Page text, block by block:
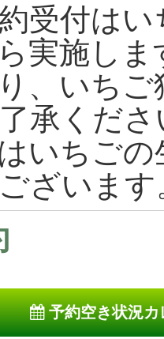
受付は
実施しま
り、いち
承くだ
いちご
ざいます
予約空き状況カ